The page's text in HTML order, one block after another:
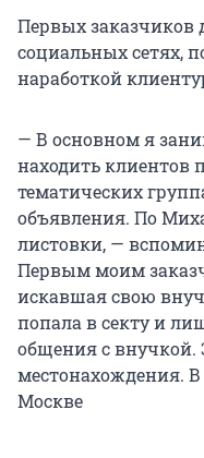
Первых заказчиков
социальных сетях,
наработкой
— В основном я
находить клиентов
тематических
объявления. По
листовки, —
Первым моим
искавшая свою
попала в секту и
общения с внучкой.
местонахождения.
Москве